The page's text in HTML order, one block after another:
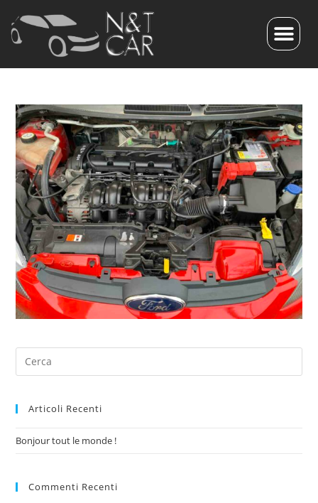
Articoli Recenti
Bonjour tout le monde !
Commenti Recenti